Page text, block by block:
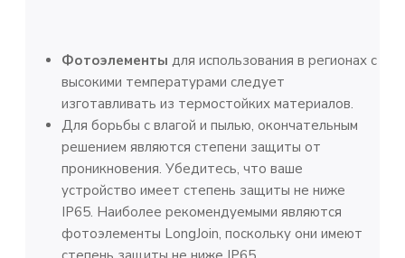
Фотоэлементы для использования в регионах с
высокими температурами следует
изготавливать из термостойких материалов.
Для борьбы с влагой и пылью, окончательным
решением являются степени защиты от
проникновения. Убедитесь, что ваше
устройство имеет степень защиты не ниже
IP65. Наиболее рекомендуемыми являются
фотоэлементы LongJoin, поскольку они имеют